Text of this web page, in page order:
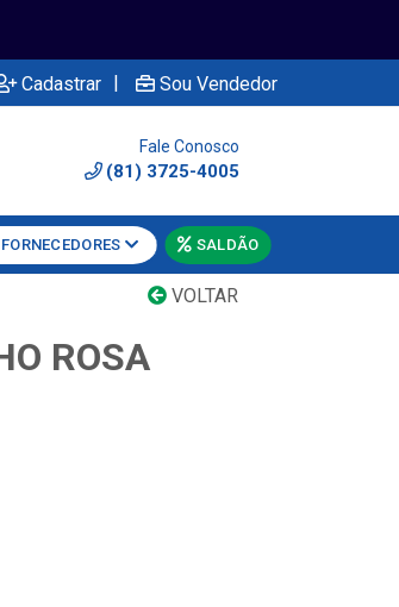
Cadastrar | Sou Vendedor
Fale Conosco
(81) 3725-4005
FORNECEDORES SALDÃO
VOLTAR
ROSA